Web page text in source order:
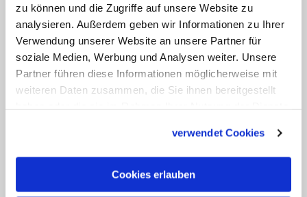
zu können und die Zugriffe auf unsere Website zu
analysieren. Außerdem geben wir Informationen zu Ihrer
Verwendung unserer Website an unsere Partner für
soziale Medien, Werbung und Analysen weiter. Unsere
Partner führen diese Informationen möglicherweise mit
weiteren Daten zusammen, die Sie ihnen bereitgestellt
verwendet Cookies
Cookies erlauben
Entwicklungshilfe einen tiefen Sinn und
ist sehr hilfreich. Ich gehöre aber auf
keinen Fall zu denen, die das eine gegen
das andere ausspielen.
Overbeck:Ich nehme die Motive der